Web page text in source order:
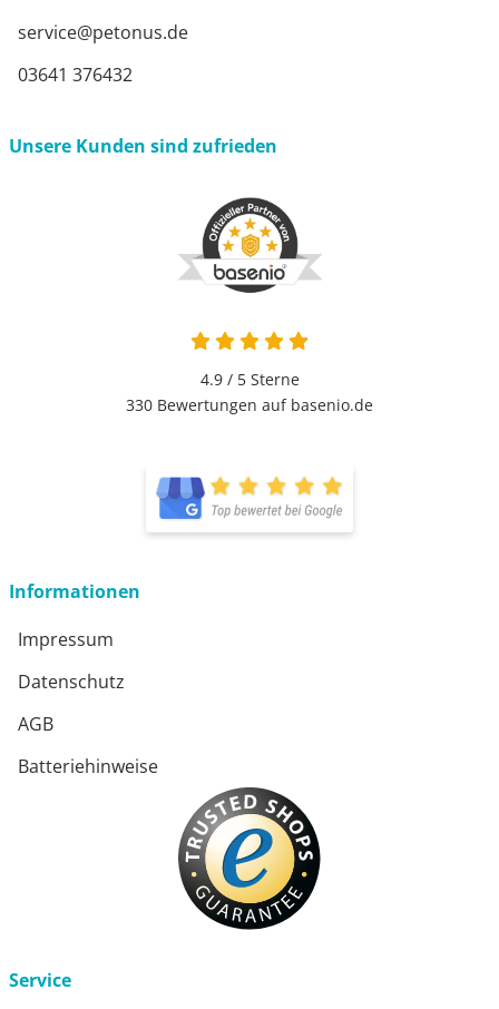
service@petonus.de
03641 376432
Unsere Kunden sind zufrieden
4.9 von 5
4.9 / 5Sterne
330 Bewertungen auf basenio.de
öffnet in neuem Fenster
Informationen
Impressum
Datenschutz
AGB
Batteriehinweise
Service